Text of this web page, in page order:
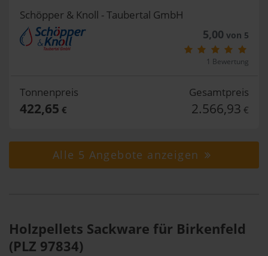
Schöpper & Knoll - Taubertal GmbH
5,00 von 5
1 Bewertung
Tonnenpreis
422,65 €
Gesamtpreis
2.566,93 €
Alle 5 Angebote anzeigen
Holzpellets Sackware für Birkenfeld
(PLZ 97834)